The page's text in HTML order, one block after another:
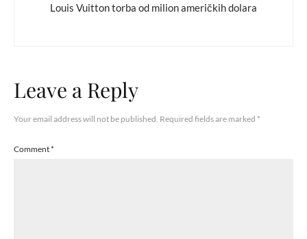
Louis Vuitton torba od milion američkih dolara
Leave a Reply
Your email address will not be published. Required fields are marked *
Comment*